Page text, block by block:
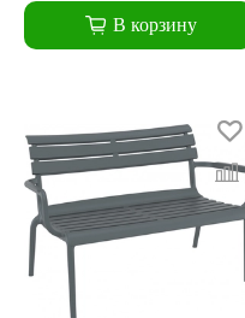
В корзину